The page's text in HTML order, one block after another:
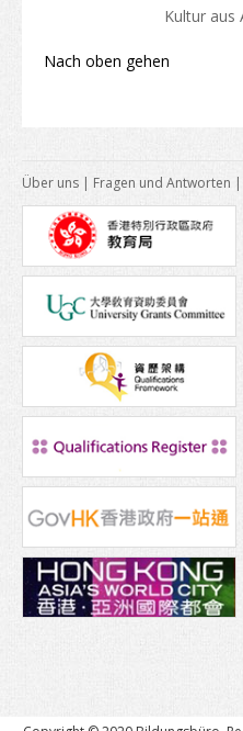
Kultur aus
Nach oben gehen
Über uns | Fragen und Antworten |